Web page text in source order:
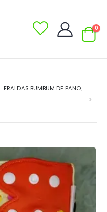
0
FRALDAS BUMBUM DE PANO,